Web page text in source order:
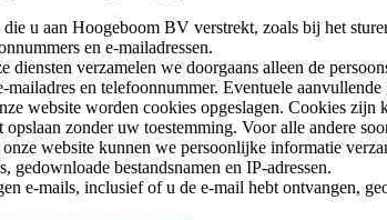
die u aan Hoogeboom BV verstrekt, zoals bij het
en e-mailadressen.
diensten verzamelen we doorgaans alleen de
mailadres en telefoonnummer. Eventuele
website worden cookies opgeslagen. Cookies
opslaan zonder uw toestemming. Voor alle andere
website kunnen we persoonlijke informatie
gedownloade bestandsnamen en IP-adressen.
e-mails, inclusief of u de e-mail hebt ontvangen,